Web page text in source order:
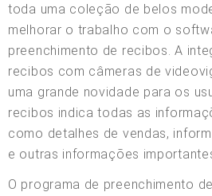
toda uma coleção de belos
melhorar o trabalho com o
preenchimento de recibos. A
recibos com câmeras de
uma grande novidade para os
recibos indica todas as
como detalhes de vendas,
e outras informações
O programa de preenchimento